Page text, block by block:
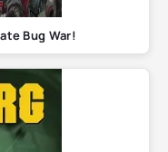
Bug War!